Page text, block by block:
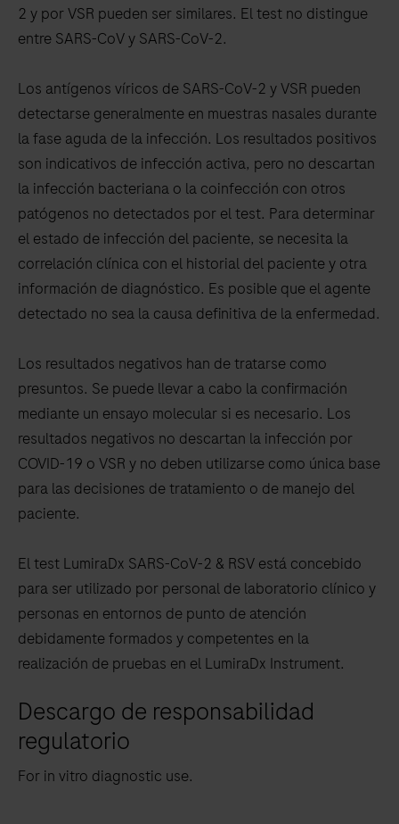
2 y por VSR pueden ser similares. El test no distingue
entre SARS-CoV y SARS-CoV-2.
Los antígenos víricos de SARS-CoV-2 y VSR pueden
detectarse generalmente en muestras nasales durante
la fase aguda de la infección. Los resultados positivos
son indicativos de infección activa, pero no descartan
la infección bacteriana o la coinfección con otros
patógenos no detectados por el test. Para determinar
el estado de infección del paciente, se necesita la
correlación clínica con el historial del paciente y otra
información de diagnóstico. Es posible que el agente
detectado no sea la causa definitiva de la enfermedad.
Los resultados negativos han de tratarse como
presuntos. Se puede llevar a cabo la confirmación
mediante un ensayo molecular si es necesario. Los
resultados negativos no descartan la infección por
COVID-19 o VSR y no deben utilizarse como única base
para las decisiones de tratamiento o de manejo del
paciente.
El test LumiraDx SARS-CoV-2 & RSV está concebido
para ser utilizado por personal de laboratorio clínico y
personas en entornos de punto de atención
debidamente formados y competentes en la
realización de pruebas en el LumiraDx Instrument.
Descargo de responsabilidad
regulatorio
For in vitro diagnostic use.